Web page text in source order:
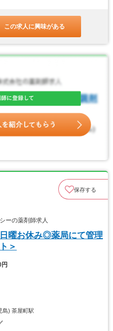
この求人に興味がある
保存する
ーの薬剤師求人
曜お休み◎薬局にて管理
＞
島) 茶屋町駅